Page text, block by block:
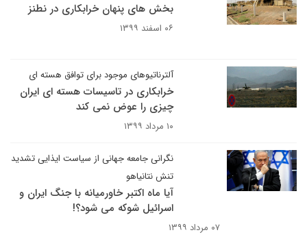
بخش های پنهان خرابکاری در نطنز
۰۶ اسفند ۱۳۹۹
آلترناتیوهای موجود برای توافق هسته ای
خرابکاری در تاسیسات هسته ای ایران
چیزی را عوض نمی کند
۱۰ مرداد ۱۳۹۹
نگرانی جامعه جهانی از سیاست ایذایی تشدید
تنش نتانیاهو
آیا ماه اکتبر خاورمیانه با جنگ ایران و
اسرائیل شوکه می شود؟!
۰۷ مرداد ۱۳۹۹